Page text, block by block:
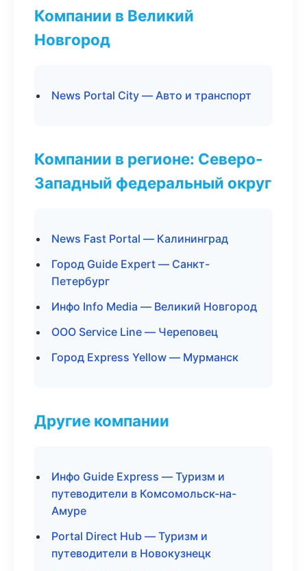
Компании в Великий
Новгород
News Portal City — Авто и транспорт
Компании в регионе: Северо-
Западный федеральный округ
News Fast Portal — Калининград
Город Guide Expert — Санкт-
Петербург
Инфо Info Media — Великий Новгород
ООО Service Line — Череповец
Город Express Yellow — Мурманск
Другие компании
Инфо Guide Express — Туризм и
путеводители в Комсомольск-на-
Амуре
Portal Direct Hub — Туризм и
путеводители в Новокузнецк